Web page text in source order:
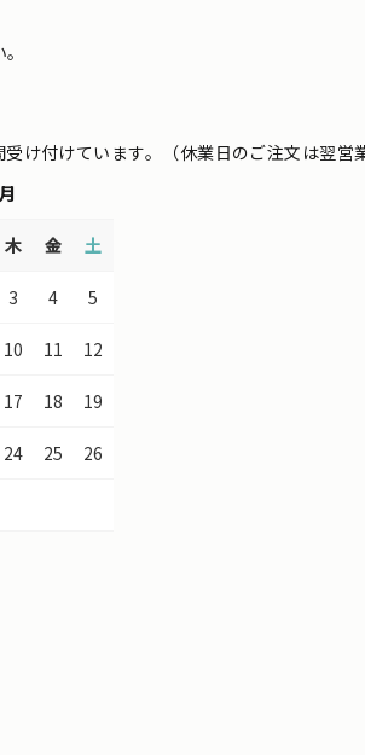
け付けています。（休業日のご注文は翌営
木 金 土
3 4 5
10 11 12
17 18 19
24 25 26